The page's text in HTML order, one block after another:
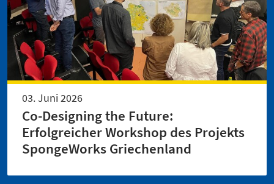
03. Juni 2026
Co-Designing the Future:
Erfolgreicher Workshop des Projekts
SpongeWorks Griechenland